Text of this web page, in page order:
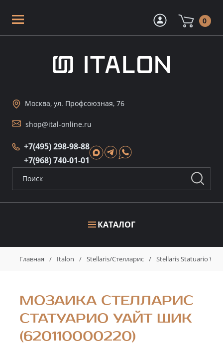
0
КАТАЛОГ
Москва, ул. Профсоюзная, 76
shop@ital-online.ru
+7(495) 298-98-88
+7(968) 740-01-01
Главная / Italon / Stellaris/Стелларис / Stellaris Statuario
МОЗАИКА СТЕЛЛАРИС
СТАТУАРИО УАЙТ ШИК
(620110000220)